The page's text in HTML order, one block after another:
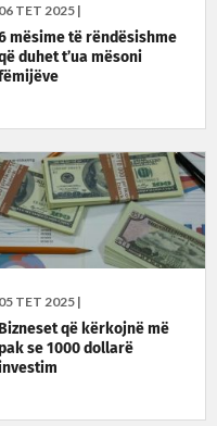
06 TET 2025 |
mësime të rëndësishme
duhet t’ua mësoni
05 TET 2025 |
Bizneset që kërkojnë më
se 1000 dollarë